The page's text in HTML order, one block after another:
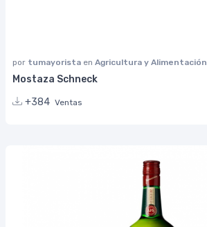
por tumayorista en Agricultura y Alimentación
Mostaza Schneck
+384 Ventas